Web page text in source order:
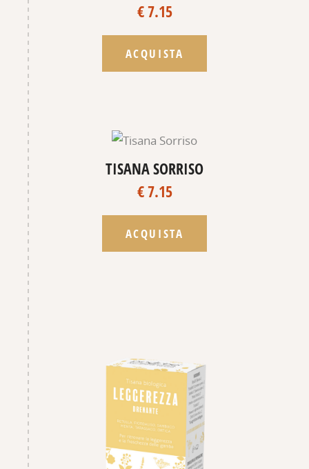
€ 7.15
ACQUISTA
TISANA SORRISO
€ 7.15
ACQUISTA